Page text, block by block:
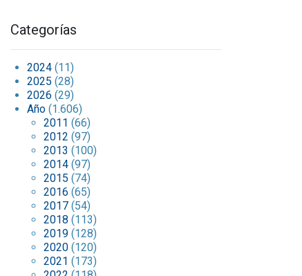
Categorías
2024 (11)
2025 (28)
2026 (29)
Año (1.606)
2011 (66)
2012 (97)
2013 (100)
2014 (97)
2015 (74)
2016 (65)
2017 (54)
2018 (113)
2019 (128)
2020 (120)
2021 (173)